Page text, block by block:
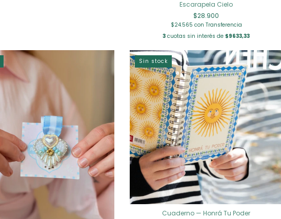
Escarapela Cielo
$28.900
$24.565 con Transferencia
3 cuotas sin interés de$9633,33
Sin stock
Cuaderno — Honrá Tu Poder